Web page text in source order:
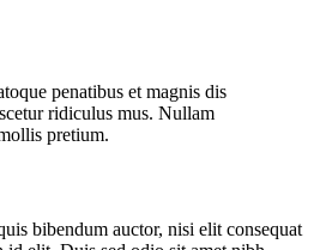
penatibus et magnis dis
ridiculus mus. Nullam
pretium.
bibendum auctor, nisi elit consequat